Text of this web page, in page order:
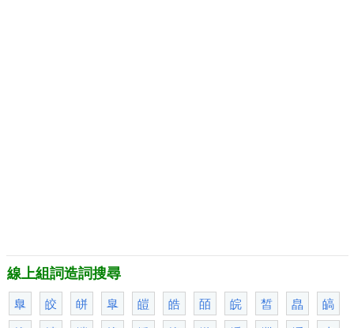
線上組詞造詞搜尋
臯
皎 皏 皐 皚 皓 皕 皖 皙 皛
皜